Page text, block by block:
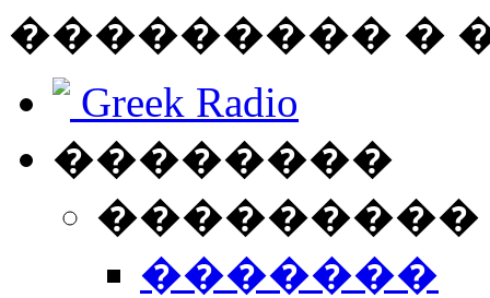
��������� �
Greek Radio
��������
�������